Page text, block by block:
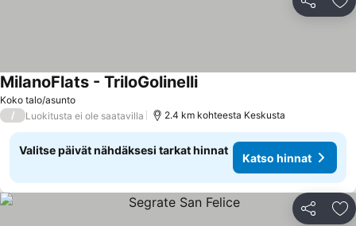
Jaa
Koko talo/asunto
MilanoFlats - TriloGolinelli
/ Luokitusta ei ole saatavilla 2.4 km kohteesta Keskusta
Valitse päivät nähdäksesi tarkat hinnat
Katso hinnat
Jaa